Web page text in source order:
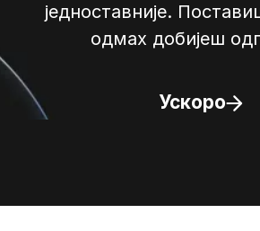
једноставније.
одмах добијеш
Ускоро